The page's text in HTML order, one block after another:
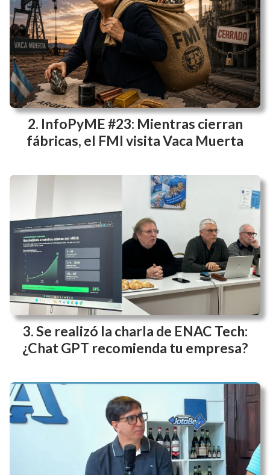
InfoPyME #23: Mientras cierran
fábricas, el FMI visita Vaca Muerta
Se realizó la charla de ENAC Tech:
¿Chat GPT recomienda tu empresa?